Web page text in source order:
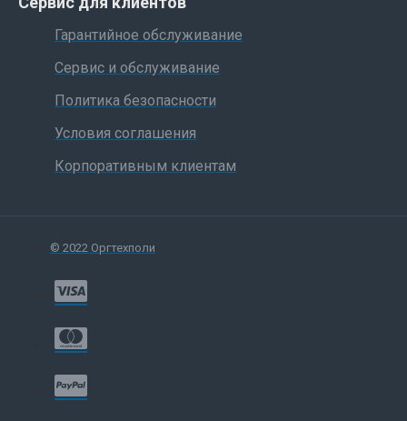
Гарантийное обслуживание
Сервис и обслуживание
Политика безопасности
Условия соглашения
Корпоративным клиентам
© 2022 Оргтехполи